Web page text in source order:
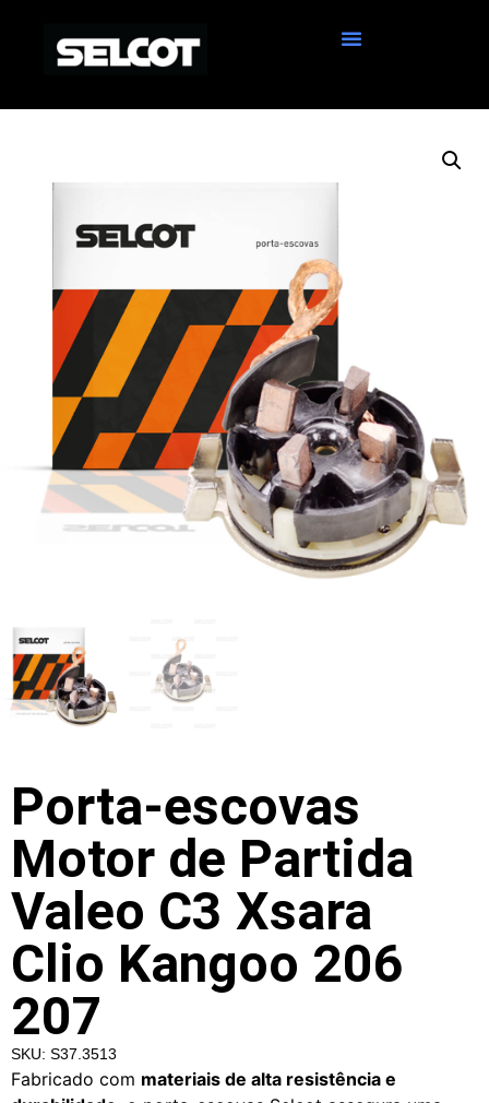
Porta-escovas
Motor de Partida
Valeo C3 Xsara
Clio Kangoo 206
207
SKU: S37.3513
Fabricado com materiais de alta resistência e